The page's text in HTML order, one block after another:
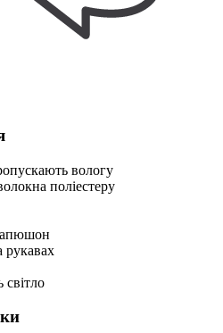
вологу
поліестеру
рукавах
світло